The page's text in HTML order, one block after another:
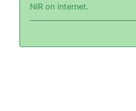
NIR on internet.